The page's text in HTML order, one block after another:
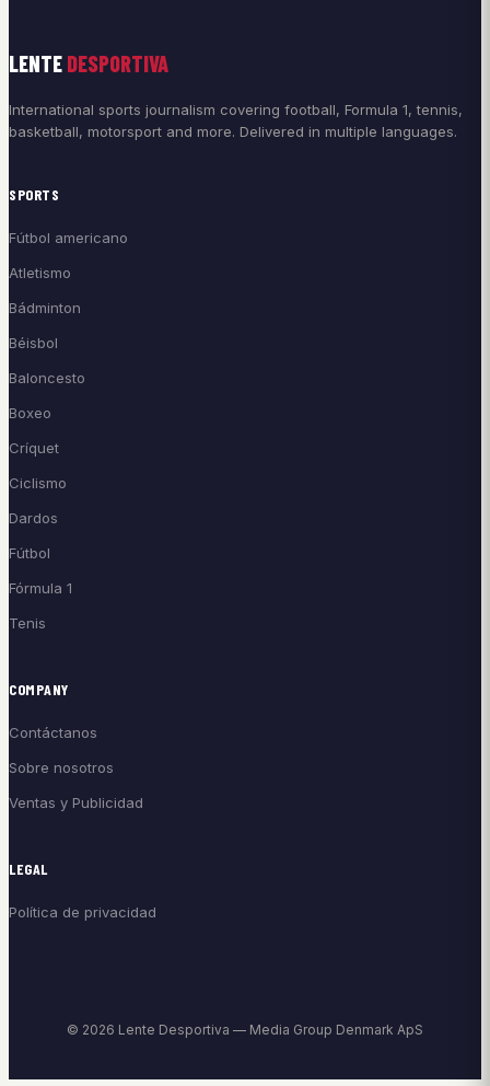
LENTE DESPORTIVA
International sports journalism covering football, Formula 1, tennis,
basketball, motorsport and more. Delivered in multiple languages.
SPORTS
Fútbol americano
Atletismo
Bádminton
Béisbol
Baloncesto
Boxeo
Críquet
Ciclismo
Dardos
Fútbol
Fórmula 1
Tenis
COMPANY
Contáctanos
Sobre nosotros
Ventas y Publicidad
LEGAL
Política de privacidad
© 2026 Lente Desportiva — Media Group Denmark ApS